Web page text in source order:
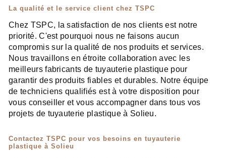
La qualité et le service client chez TSPC
Chez TSPC, la satisfaction de nos clients est notre
priorité. C'est pourquoi nous ne faisons aucun
compromis sur la qualité de nos produits et services.
Nous travaillons en étroite collaboration avec les
meilleurs fabricants de tuyauterie plastique pour
garantir des produits fiables et durables. Notre équipe
de techniciens qualifiés est à votre disposition pour
vous conseiller et vous accompagner dans tous vos
projets de tuyauterie plastique à Solieu.
Contactez TSPC pour vos besoins en tuyauterie
plastique à Solieu